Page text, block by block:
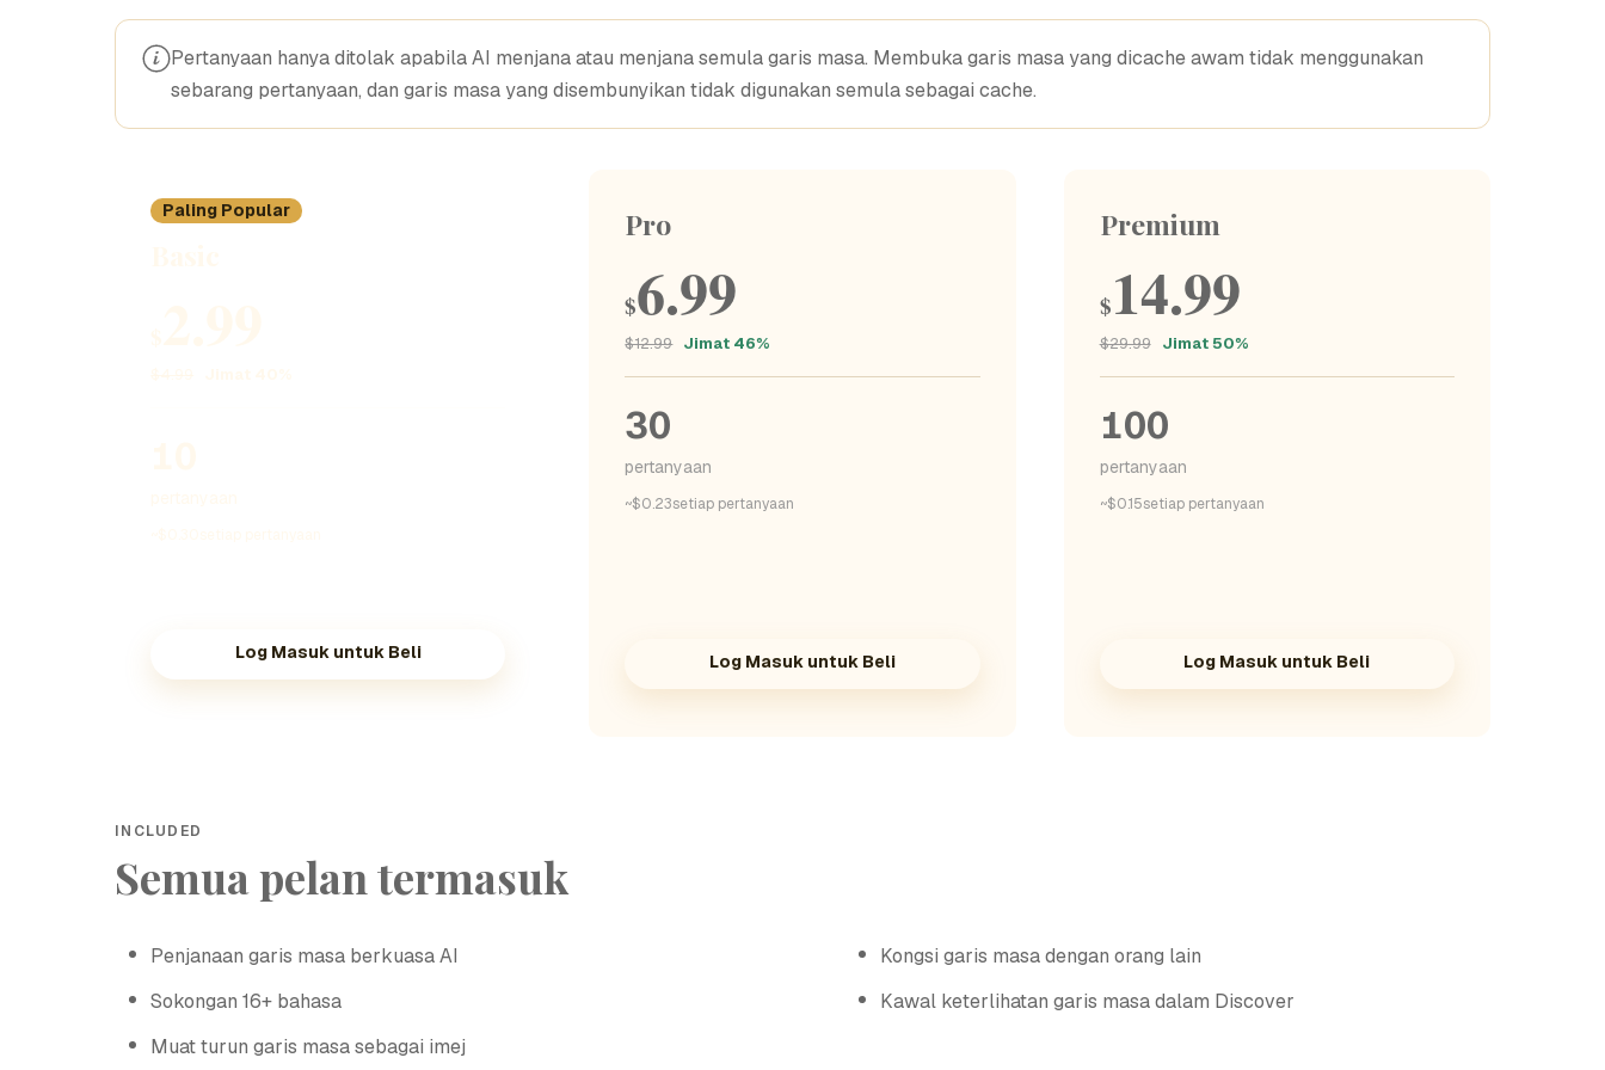
Pertanyaan hanya ditolak apabila AI menjana atau menjana semula garis masa. Membuka garis masa yang dicache awam tidak menggunakan
sebarang pertanyaan, dan garis masa yang disembunyikan tidak digunakan semula sebagai cache.
Paling Popular
Log Masuk untuk Beli
Pro
$6.99
$12.99 Jimat 46%
30
pertanyaan
~$0.23setiap pertanyaan
Log Masuk untuk Beli
Premium
$14.99
$29.99 Jimat 50%
100
pertanyaan
~$0.15setiap pertanyaan
Log Masuk untuk Beli
INCLUDED
Semua pelan termasuk
Penjanaan garis masa berkuasa AI
Sokongan 16+ bahasa
Muat turun garis masa sebagai imej
Kongsi garis masa dengan orang lain
Kawal keterlihatan garis masa dalam Discover